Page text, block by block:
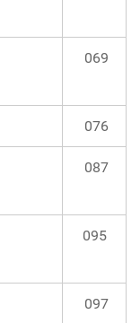
069
076
087
095
097